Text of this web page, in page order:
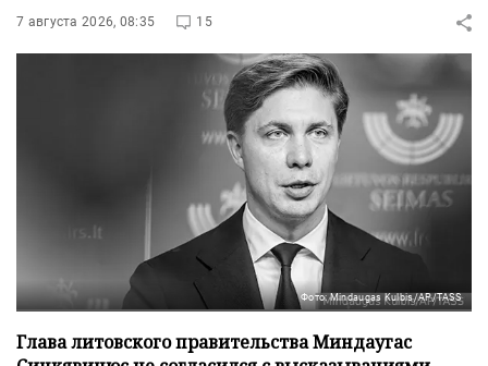
7 августа 2026, 08:35 15
Фото: Mindaugas Kulbis/AP/TASS
Глава литовского правительства Миндаугас